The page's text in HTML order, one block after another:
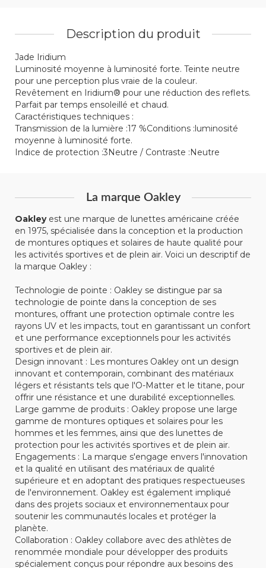
Description du produit
Jade Iridium
Luminosité moyenne à luminosité forte. Teinte neutre
pour une perception plus vraie de la couleur.
Revêtement en Iridium® pour une réduction des reflets.
Parfait par temps ensoleillé et chaud.
Caractéristiques techniques :
Transmission de la lumière :17 %Conditions :luminosité
moyenne à luminosité forte.
Indice de protection :3Neutre / Contraste :Neutre
La marque Oakley
Oakleyest une marque de lunettes américaine créée
en 1975, spécialisée dans la conception et la production
de montures optiques et solaires de haute qualité pour
les activités sportives et de plein air. Voici un descriptif de
la marque Oakley :
Technologie de pointe : Oakley se distingue par sa
technologie de pointe dans la conception de ses
montures, offrant une protection optimale contre les
rayons UV et les impacts, tout en garantissant un confort
et une performance exceptionnels pour les activités
sportives et de plein air.
Design innovant : Les montures Oakley ont un design
innovant et contemporain, combinant des matériaux
légers et résistants tels que l'O-Matter et le titane, pour
offrir une résistance et une durabilité exceptionnelles.
Large gamme de produits : Oakley propose une large
gamme de montures optiques et solaires pour les
hommes et les femmes, ainsi que des lunettes de
protection pour les activités sportives et de plein air.
Engagements : La marque s'engage envers l'innovation
et la qualité en utilisant des matériaux de qualité
supérieure et en adoptant des pratiques respectueuses
de l'environnement. Oakley est également impliqué
dans des projets sociaux et environnementaux pour
soutenir les communautés locales et protéger la
planète.
Collaboration : Oakley collabore avec des athlètes de
renommée mondiale pour développer des produits
spécialement conçus pour répondre aux besoins des